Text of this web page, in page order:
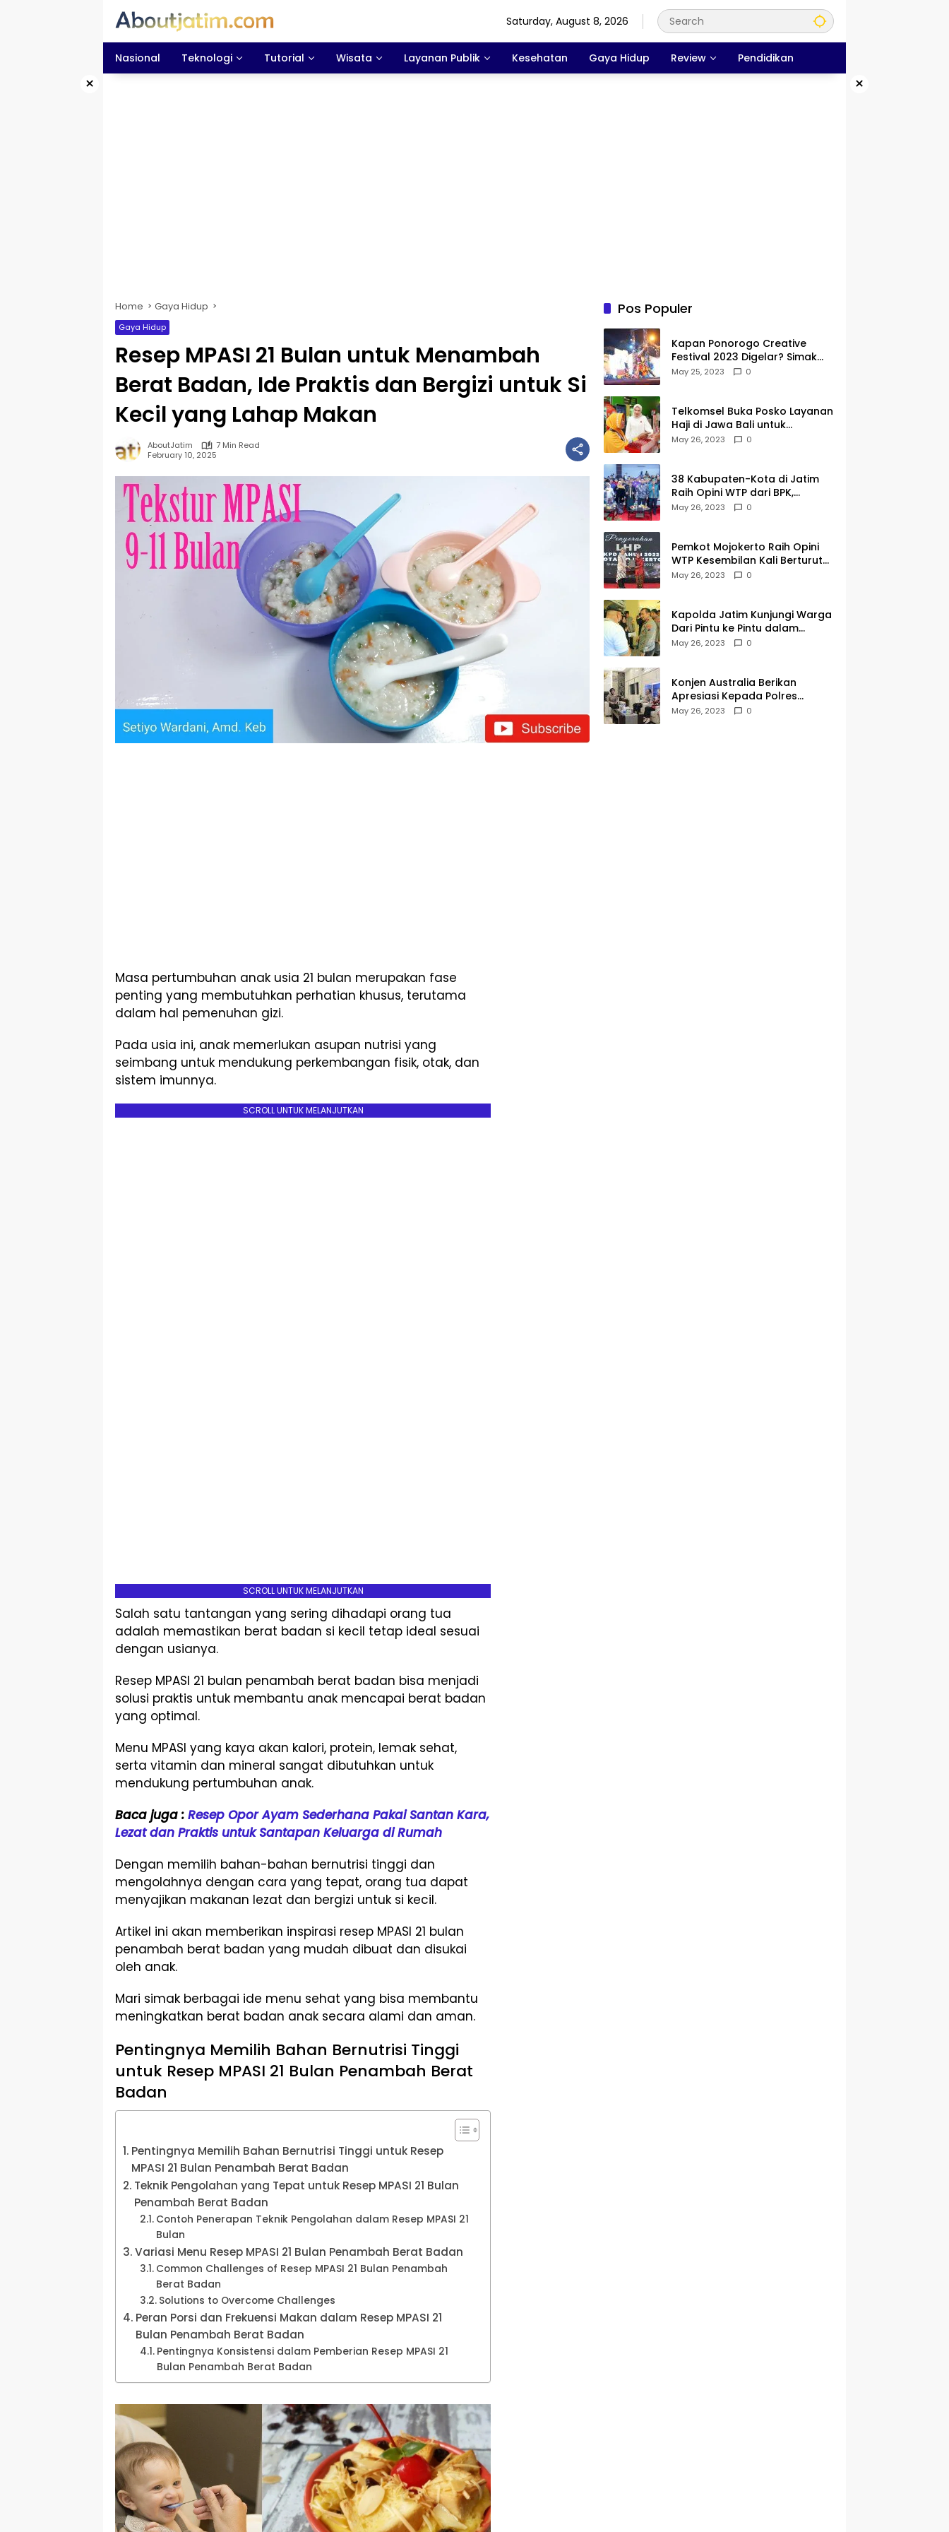
Saturday, August 8, 2026
Nasional Teknologi Tutorial Wisata Layanan Publik Kesehatan Gaya Hidup Review Pendidikan
× ×
Home Gaya Hidup
Gaya Hidup
Resep MPASI 21 Bulan untuk Menambah
Berat Badan, Ide Praktis dan Bergizi untuk Si
Kecil yang Lahap Makan
AboutJatim
7 Min Read
February 10, 2025
Masa pertumbuhan anak usia 21 bulan merupakan fase
penting yang membutuhkan perhatian khusus, terutama
dalam hal pemenuhan gizi.
Pada usia ini, anak memerlukan asupan nutrisi yang
seimbang untuk mendukung perkembangan fisik, otak, dan
sistem imunnya.
SCROLL UNTUK MELANJUTKAN
SCROLL UNTUK MELANJUTKAN
Salah satu tantangan yang sering dihadapi orang tua
adalah memastikan berat badan si kecil tetap ideal sesuai
dengan usianya.
Resep MPASI 21 bulan penambah berat badan bisa menjadi
solusi praktis untuk membantu anak mencapai berat badan
yang optimal.
Menu MPASI yang kaya akan kalori, protein, lemak sehat,
serta vitamin dan mineral sangat dibutuhkan untuk
mendukung pertumbuhan anak.
Baca juga : Resep Opor Ayam Sederhana Pakai Santan Kara,
Lezat dan Praktis untuk Santapan Keluarga di Rumah
Dengan memilih bahan-bahan bernutrisi tinggi dan
mengolahnya dengan cara yang tepat, orang tua dapat
menyajikan makanan lezat dan bergizi untuk si kecil.
Artikel ini akan memberikan inspirasi resep MPASI 21 bulan
penambah berat badan yang mudah dibuat dan disukai
oleh anak.
Mari simak berbagai ide menu sehat yang bisa membantu
meningkatkan berat badan anak secara alami dan aman.
Pentingnya Memilih Bahan Bernutrisi Tinggi
untuk Resep MPASI 21 Bulan Penambah Berat
Badan
Pentingnya Memilih Bahan Bernutrisi Tinggi untuk Resep
MPASI 21 Bulan Penambah Berat Badan
Teknik Pengolahan yang Tepat untuk Resep MPASI 21 Bulan
Penambah Berat Badan
Contoh Penerapan Teknik Pengolahan dalam Resep MPASI 21
Bulan
Variasi Menu Resep MPASI 21 Bulan Penambah Berat Badan
Common Challenges of Resep MPASI 21 Bulan Penambah
Berat Badan
Solutions to Overcome Challenges
Peran Porsi dan Frekuensi Makan dalam Resep MPASI 21
Bulan Penambah Berat Badan
Pentingnya Konsistensi dalam Pemberian Resep MPASI 21
Bulan Penambah Berat Badan
Pos Populer
Kapan Ponorogo Creative
Festival 2023 Digelar? Simak
Tanggalnya DISINI
May 25, 2023 0
Telkomsel Buka Posko Layanan
Haji di Jawa Bali untuk
Membantu Jemaah dalam
May 26, 2023 0
38 Kabupaten-Kota di Jatim
Raih Opini WTP dari BPK,
Gubernur Khofifah Apresiasi
May 26, 2023 0
Pemkot Mojokerto Raih Opini
WTP Kesembilan Kali Berturut-
turut dari BPK Jawa Timur
May 26, 2023 0
Kapolda Jatim Kunjungi Warga
Dari Pintu ke Pintu dalam
Kegiatan Jumat Curhat dan
May 26, 2023 0
Konjen Australia Berikan
Apresiasi Kepada Polres
Tanjungperak yang Konsisten
May 26, 2023 0